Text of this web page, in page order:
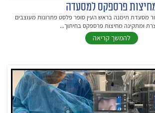
פרספקס למסעדה
60 ס"מ עבור מסעדת תימנה בראש העין סופר פלסט פתרונות מעוצבים
ומתקינה מחיצות פרספקס בחיתוך...
להמשך קריאה